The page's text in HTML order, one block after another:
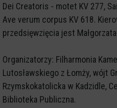
Dei Creatoris - motet KV 277,
Ave verum corpus KV 618.
przedsięwzięcia jest
Organizatorzy: Filharmonia
Lutosławskiego z Łomży, wójt
Rzymskokatolicka w Kadzidle,
Biblioteka Publiczna.